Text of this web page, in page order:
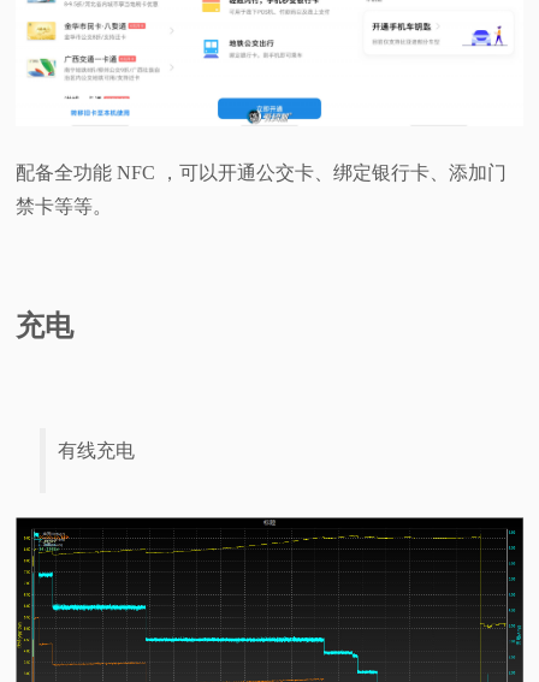
配备全功能 NFC ，可以开通公交卡、绑定银行卡、添加门
禁卡等等。
充电
有线充电